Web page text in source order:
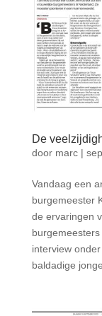
De
door marc|
Vandaag een
burgemeester
de ervaringen
interview
baldadige